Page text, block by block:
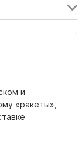
и
«ракеты»,